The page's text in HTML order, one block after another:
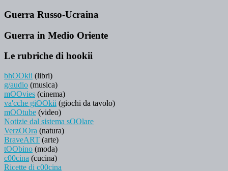
Guerra Russo-Ucraina
Guerra in Medio Oriente
Le rubriche di hookii
bhOOkii (libri)
g/audio (musica)
mOOvies (cinema)
va'cche giOOkii (giochi da tavolo)
mOOtube (video)
Notizie dal sistema sOOlare
VerzOOra (natura)
BraveART (arte)
tOObino (moda)
c00cina (cucina)
Ricette di c00cina